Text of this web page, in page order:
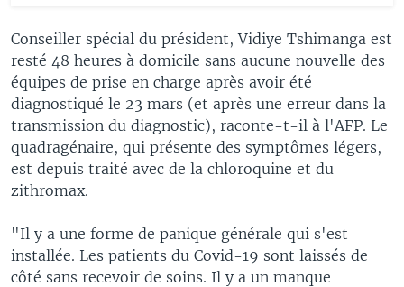
Conseiller spécial du président, Vidiye Tshimanga est
resté 48 heures à domicile sans aucune nouvelle des
équipes de prise en charge après avoir été
diagnostiqué le 23 mars (et après une erreur dans la
transmission du diagnostic), raconte-t-il à l'AFP. Le
quadragénaire, qui présente des symptômes légers,
est depuis traité avec de la chloroquine et du
zithromax.
"Il y a une forme de panique générale qui s'est
installée. Les patients du Covid-19 sont laissés de
côté sans recevoir de soins. Il y a un manque